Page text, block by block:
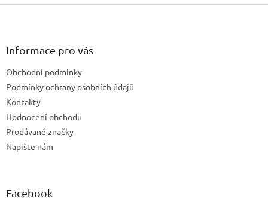
Z
Informace pro vás
Obchodní podmínky
Podmínky ochrany osobních údajů
Kontakty
Hodnocení obchodu
Prodávané značky
Napište nám
Facebook